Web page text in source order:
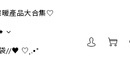
產品大合集♡
袋//♥ ♡¸.•*